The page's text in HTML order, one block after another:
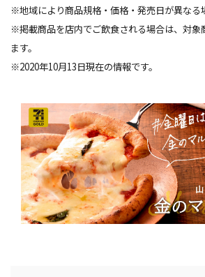
※地域により商品規格・価格・発売日が異なる
※掲載商品を店内でご飲食される場合は、対象
ます。
※2020年10月13日現在の情報です。